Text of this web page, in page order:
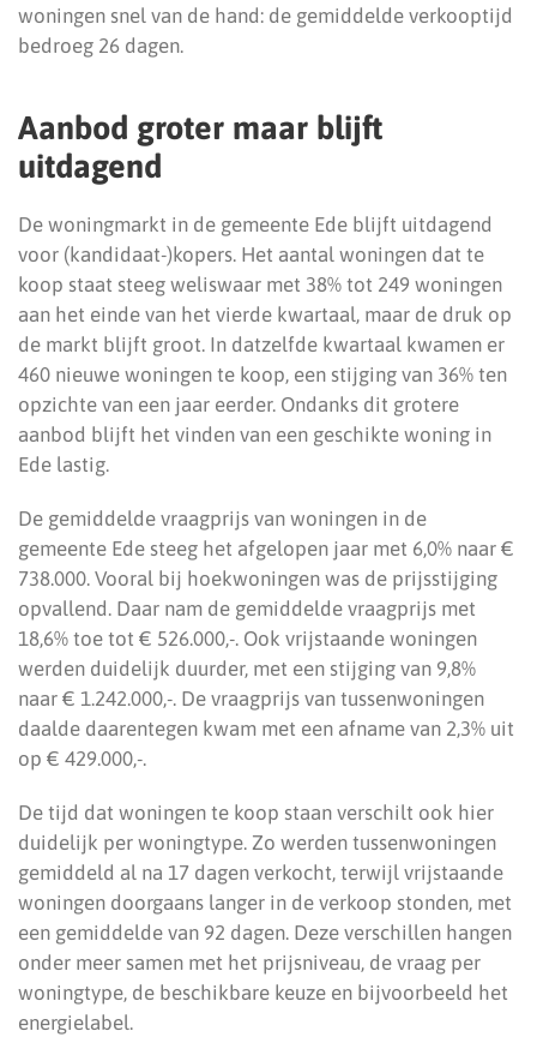
woningen snel van de hand: de gemiddelde verkooptijd
bedroeg 26 dagen.
Aanbod groter maar blijft
uitdagend
De woningmarkt in de gemeente Ede blijft uitdagend
voor (kandidaat-)kopers. Het aantal woningen dat te
koop staat steeg weliswaar met 38% tot 249 woningen
aan het einde van het vierde kwartaal, maar de druk op
de markt blijft groot. In datzelfde kwartaal kwamen er
460 nieuwe woningen te koop, een stijging van 36% ten
opzichte van een jaar eerder. Ondanks dit grotere
aanbod blijft het vinden van een geschikte woning in
Ede lastig.
De gemiddelde vraagprijs van woningen in de
gemeente Ede steeg het afgelopen jaar met 6,0% naar €
738.000. Vooral bij hoekwoningen was de prijsstijging
opvallend. Daar nam de gemiddelde vraagprijs met
18,6% toe tot € 526.000,-. Ook vrijstaande woningen
werden duidelijk duurder, met een stijging van 9,8%
naar € 1.242.000,-. De vraagprijs van tussenwoningen
daalde daarentegen kwam met een afname van 2,3% uit
op € 429.000,-.
De tijd dat woningen te koop staan verschilt ook hier
duidelijk per woningtype. Zo werden tussenwoningen
gemiddeld al na 17 dagen verkocht, terwijl vrijstaande
woningen doorgaans langer in de verkoop stonden, met
een gemiddelde van 92 dagen. Deze verschillen hangen
onder meer samen met het prijsniveau, de vraag per
woningtype, de beschikbare keuze en bijvoorbeeld het
energielabel.